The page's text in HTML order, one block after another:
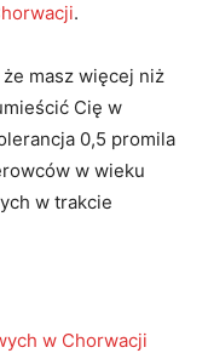
.
masz więcej niż
Cię w
0,5 promila
w wieku
w trakcie
w Chorwacji